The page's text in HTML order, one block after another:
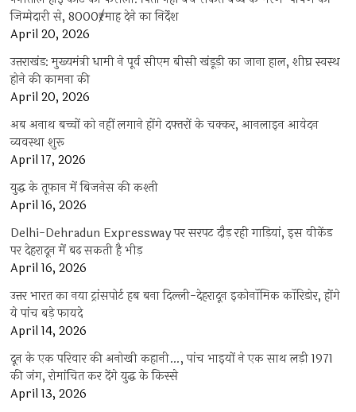
जिम्मेदारी से, 8000₹/माह देने का निर्देश
April 20, 2026
उत्तराखंड: मुख्यमंत्री धामी ने पूर्व सीएम बीसी खंडूड़ी का जाना हाल, शीघ्र स्वस्थ
होने की कामना की
April 20, 2026
अब अनाथ बच्चों को नहीं लगाने होंगे दफ्तरों के चक्कर, आनलाइन आवेदन
व्यवस्था शुरू
April 17, 2026
युद्ध के तूफान में बिजनेस की कश्ती
April 16, 2026
Delhi-Dehradun Expressway पर सरपट दौड़ रही गाड़ियां, इस वीकेंड
पर देहरादून में बढ़ सकती है भीड़
April 16, 2026
उत्तर भारत का नया ट्रांसपोर्ट हब बना दिल्ली-देहरादून इकोनॉमिक कॉरिडोर, होंगे
ये पांच बड़े फायदे
April 14, 2026
दून के एक परिवार की अनोखी कहानी…, पांच भाइयों ने एक साथ लड़ी 1971
की जंग, रोमांचित कर देंगे युद्ध के किस्से
April 13, 2026